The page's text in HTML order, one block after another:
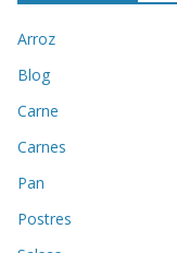
Arroz
Blog
Carne
Carnes
Pan
Postres